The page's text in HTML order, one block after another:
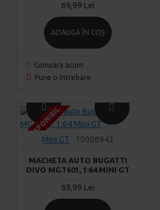
69,99 Lei
ADAUGĂ ÎN COŞ
Cumpără acum
Pune o întrebare
INDISPONIBIL
INDISPONIBIL
INDISPONIBIL
Mini GT 10006943
MACHETA AUTO BUGATTI
DIVO MGT601, 1:64 MINI GT
69,99 Lei